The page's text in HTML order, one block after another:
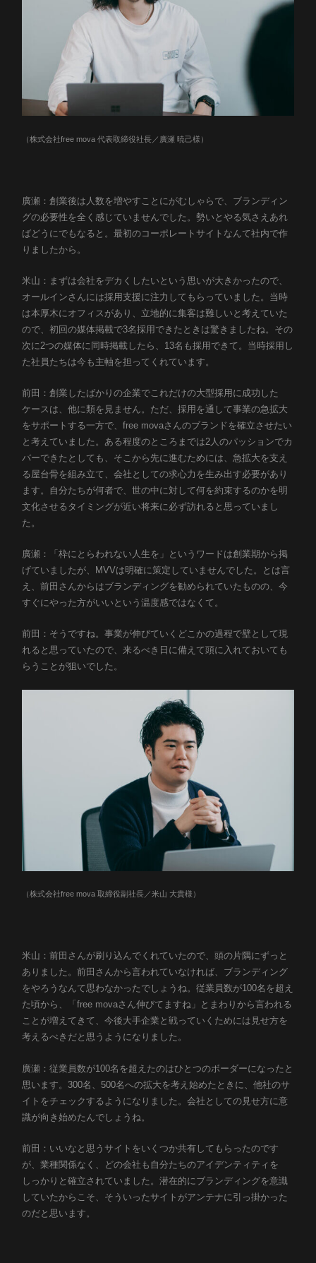
（株式会社free mova 代表取締役社長／廣瀬 暁己様）
廣瀬：創業後は人数を増やすことにがむしゃらで、ブランディン
グの必要性を全く感じていませんでした。勢いとやる気さえあれ
ばどうにでもなると。最初のコーポレートサイトなんて社内で作
りましたから。
米山：まずは会社をデカくしたいという思いが大きかったので、
オールインさんには採用支援に注力してもらっていました。当時
は本厚木にオフィスがあり、立地的に集客は難しいと考えていた
ので、初回の媒体掲載で3名採用できたときは驚きましたね。その
次に2つの媒体に同時掲載したら、13名も採用できて。当時採用し
た社員たちは今も主軸を担ってくれています。
前田：創業したばかりの企業でこれだけの大型採用に成功した
ケースは、他に類を見ません。ただ、採用を通して事業の急拡大
をサポートする一方で、free movaさんのブランドを確立させたい
と考えていました。ある程度のところまでは2人のパッションでカ
バーできたとしても、そこから先に進むためには、急拡大を支え
る屋台骨を組み立て、会社としての求心力を生み出す必要があり
ます。自分たちが何者で、世の中に対して何を約束するのかを明
文化させるタイミングが近い将来に必ず訪れると思っていまし
た。
廣瀬：「枠にとらわれない人生を」というワードは創業期から掲
げていましたが、MVVは明確に策定していませんでした。とは言
え、前田さんからはブランディングを勧められていたものの、今
すぐにやった方がいいという温度感ではなくて。
前田：そうですね。事業が伸びていくどこかの過程で壁として現
れると思っていたので、来るべき日に備えて頭に入れておいても
らうことが狙いでした。
（株式会社free mova 取締役副社長／米山 大貴様）
米山：前田さんが刷り込んでくれていたので、頭の片隅にずっと
ありました。前田さんから言われていなければ、ブランディング
をやろうなんて思わなかったでしょうね。従業員数が100名を超え
た頃から、「free movaさん伸びてますね」とまわりから言われる
ことが増えてきて、今後大手企業と戦っていくためには見せ方を
考えるべきだと思うようになりました。
廣瀬：従業員数が100名を超えたのはひとつのボーダーになったと
思います。300名、500名への拡大を考え始めたときに、他社のサ
イトをチェックするようになりました。会社としての見せ方に意
識が向き始めたんでしょうね。
前田：いいなと思うサイトをいくつか共有してもらったのです
が、業種関係なく、どの会社も自分たちのアイデンティティを
しっかりと確立されていました。潜在的にブランディングを意識
していたからこそ、そういったサイトがアンテナに引っ掛かった
のだと思います。